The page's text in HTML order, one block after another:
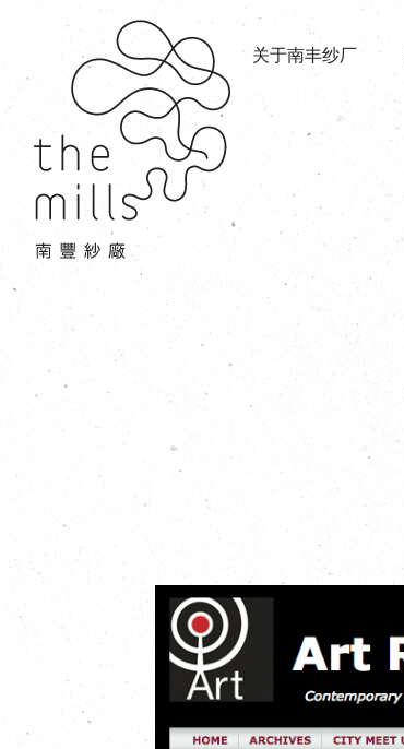
关于南丰纱厂
传承与历史
愿景
媒体中心